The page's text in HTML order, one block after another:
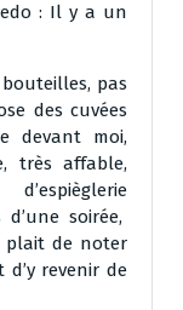
: Il y a un
pas
des cuvées
devant moi,
très affable,
soirée,
plait de noter
revenir de